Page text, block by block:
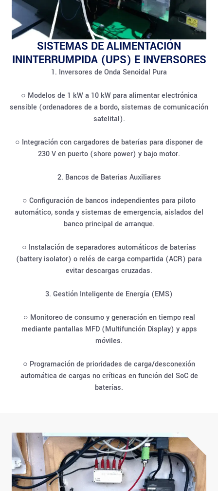
SISTEMAS DE ALIMENTACIÓN
ININTERRUMPIDA (UPS) E INVERSORES
1. Inversores de Onda Senoidal Pura
○ Modelos de 1 kW a 10 kW para alimentar electrónica
sensible (ordenadores de a bordo, sistemas de comunicación
satelital).
○ Integración con cargadores de baterías para disponer de
230 V en puerto (shore power) y bajo motor.
2. Bancos de Baterías Auxiliares
○ Configuración de bancos independientes para piloto
automático, sonda y sistemas de emergencia, aislados del
banco principal de arranque.
○ Instalación de separadores automáticos de baterías
(battery isolator) o relés de carga compartida (ACR) para
evitar descargas cruzadas.
3. Gestión Inteligente de Energía (EMS)
○ Monitoreo de consumo y generación en tiempo real
mediante pantallas MFD (Multifunción Display) y apps
móviles.
○ Programación de prioridades de carga/desconexión
automática de cargas no críticas en función del SoC de
baterías.